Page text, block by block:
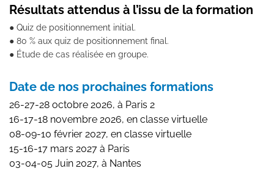
Résultats attendus à l’issu de la formation
● Quiz de positionnement initial.
● 80 % aux quiz de positionnement final.
● Étude de cas réalisée en groupe.
Date de nos prochaines formations
26-27-28 octobre 2026, à Paris 2
16-17-18 novembre 2026, en classe virtuelle
08-09-10 février 2027, en classe virtuelle
15-16-17 mars 2027 à Paris
03-04-05 Juin 2027, à Nantes